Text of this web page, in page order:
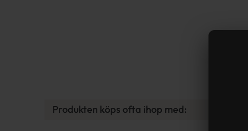
Produkten köps ofta ihop med: